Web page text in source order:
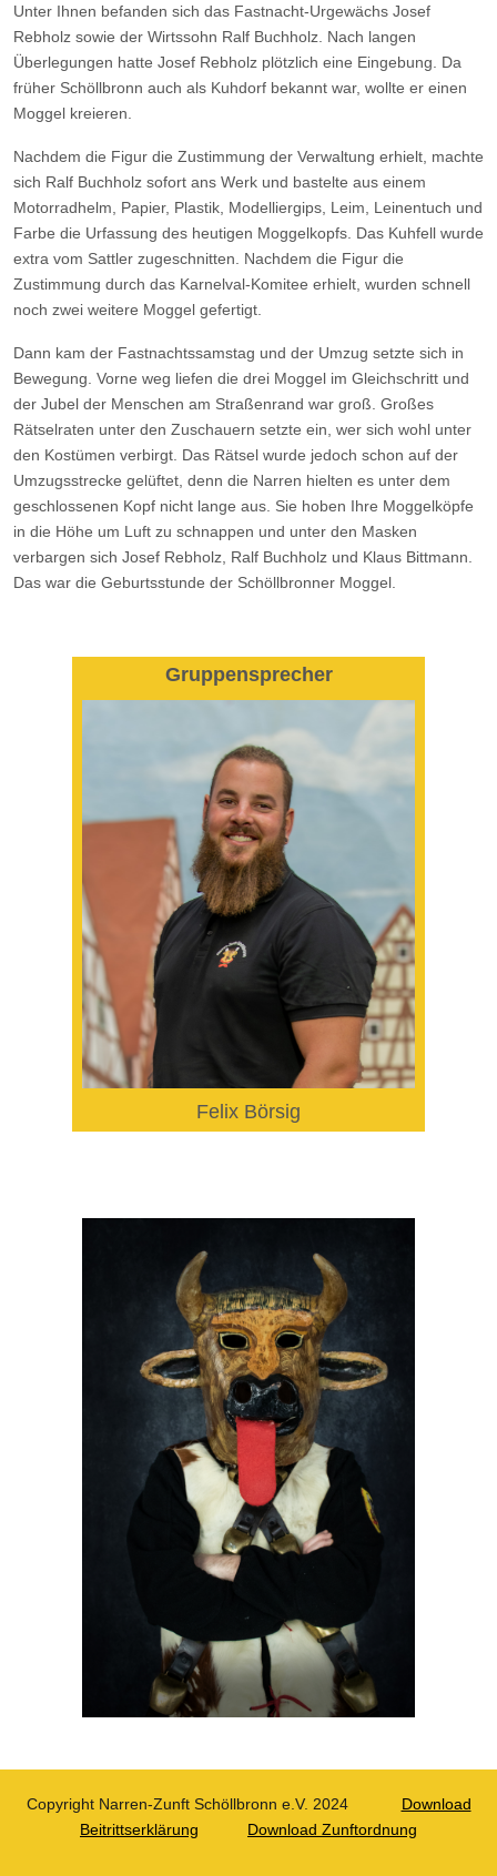
Unter Ihnen befanden sich das Fastnacht-Urgewächs Josef
Rebholz sowie der Wirtssohn Ralf Buchholz. Nach langen
Überlegungen hatte Josef Rebholz plötzlich eine Eingebung. Da
früher Schöllbronn auch als Kuhdorf bekannt war, wollte er einen
Moggel kreieren.
Nachdem die Figur die Zustimmung der Verwaltung erhielt, machte
sich Ralf Buchholz sofort ans Werk und bastelte aus einem
Motorradhelm, Papier, Plastik, Modelliergips, Leim, Leinentuch und
Farbe die Urfassung des heutigen Moggelkopfs. Das Kuhfell wurde
extra vom Sattler zugeschnitten. Nachdem die Figur die
Zustimmung durch das Karnelval-Komitee erhielt, wurden schnell
noch zwei weitere Moggel gefertigt.
Dann kam der Fastnachtssamstag und der Umzug setzte sich in
Bewegung. Vorne weg liefen die drei Moggel im Gleichschritt und
der Jubel der Menschen am Straßenrand war groß. Großes
Rätselraten unter den Zuschauern setzte ein, wer sich wohl unter
den Kostümen verbirgt. Das Rätsel wurde jedoch schon auf der
Umzugsstrecke gelüftet, denn die Narren hielten es unter dem
geschlossenen Kopf nicht lange aus. Sie hoben Ihre Moggelköpfe
in die Höhe um Luft zu schnappen und unter den Masken
verbargen sich Josef Rebholz, Ralf Buchholz und Klaus Bittmann.
Das war die Geburtsstunde der Schöllbronner Moggel.
Gruppensprecher
Felix Börsig
Copyright Narren-Zunft Schöllbronn e.V. 2024 Download
Beitrittserklärung
Download Zunftordnung